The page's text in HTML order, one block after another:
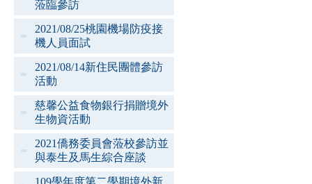
蒞臨參訪
2021/08/25桃園機場防疫接
機人員面試
2021/08/14新住民團體參訪
活動
慈馨公益食物銀行捐贈境外
生物資活動
2021僑務委員會蒞校參訪並
與泰生及馬生綜合座談
109學年度第二學期境外新